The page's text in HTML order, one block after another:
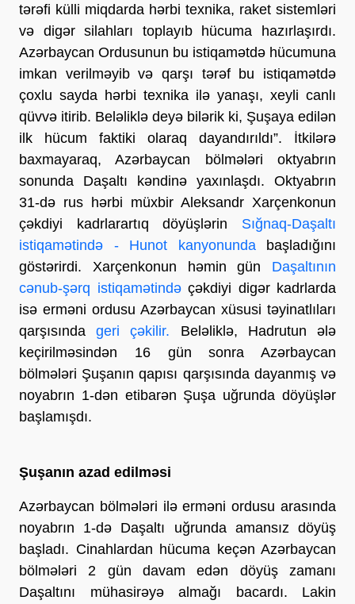
tərəfi külli miqdarda hərbi texnika, raket sistemləri
və digər silahları toplayıb hücuma hazırlaşırdı.
Azərbaycan Ordusunun bu istiqamətdə hücumuna
imkan verilməyib və qarşı tərəf bu istiqamətdə
çoxlu sayda hərbi texnika ilə yanaşı, xeyli canlı
qüvvə itirib. Beləliklə deyə bilərik ki, Şuşaya edilən
ilk hücum faktiki olaraq dayandırıldı”. İtkilərə
baxmayaraq, Azərbaycan bölmələri oktyabrın
sonunda Daşaltı kəndinə yaxınlaşdı. Oktyabrın
31-də rus hərbi müxbir Aleksandr Xarçenkonun
çəkdiyi kadrlarartıq döyüşlərin Sığnaq-Daşaltı
istiqamətində - Hunot kanyonundabaşladığını
göstərirdi. Xarçenkonun həmin gün Daşaltının
cənub-şərq istiqamətindəçəkdiyi digər kadrlarda
isə erməni ordusu Azərbaycan xüsusi təyinatlıları
qarşısında geri çəkilir. Beləliklə, Hadrutun ələ
keçirilməsindən 16 gün sonra Azərbaycan
bölmələri Şuşanın qapısı qarşısında dayanmış və
noyabrın 1-dən etibarən Şuşa uğrunda döyüşlər
başlamışdı.
Şuşanın azad edilməsi
Azərbaycan bölmələri ilə erməni ordusu arasında
noyabrın 1-də Daşaltı uğrunda amansız döyüş
başladı. Cinahlardan hücuma keçən Azərbaycan
bölmələri 2 gün davam edən döyüş zamanı
Daşaltını mühasirəyə almağı bacardı. Lakin